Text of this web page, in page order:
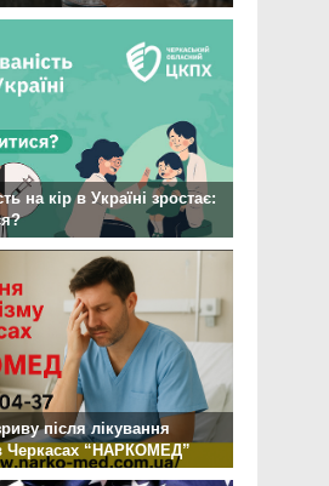
на кір в Україні зростає:
після лікування
Черкасах “НАРКОМЕД”